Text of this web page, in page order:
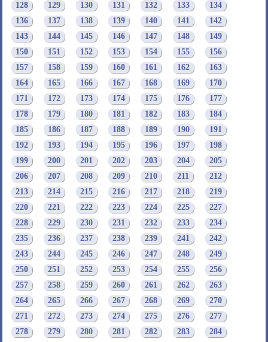
128
129 130 131 132 133
134
136
137 138 139 140 141
142
143
144 145 146 147 148
149
150
151 152 153 154 155
156
157
158 159 160 161 162
163
164
165 166 167 168 169
170
171
172 173 174 175 176
177
178
179 180 181 182 183
184
185
186 187 188 189 190
191
192
193 194 195 196 197
198
199
200 201 202 203 204
205
206
207 208 209 210 211
212
213
214 215 216 217 218
219
220
221 222 223 224 225
227
228
229 230 231 232 233
234
235
236 237 238 239 241
242
243
244 245 246 247 248
249
250
251 252 253 254 255
256
257
258 259 260 261 262
263
264
265 266 267 268 269
270
271
272 273 274 275 276
277
278
279 280 281 282 283
284